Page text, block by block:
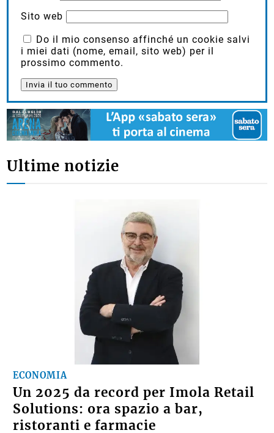
Sito web
Do il mio consenso affinché un cookie salvi
i miei dati (nome, email, sito web) per il
prossimo commento.
Ultime notizie
ECONOMIA
Un 2025 da record per Imola Retail
Solutions: ora spazio a bar,
ristoranti e farmacie